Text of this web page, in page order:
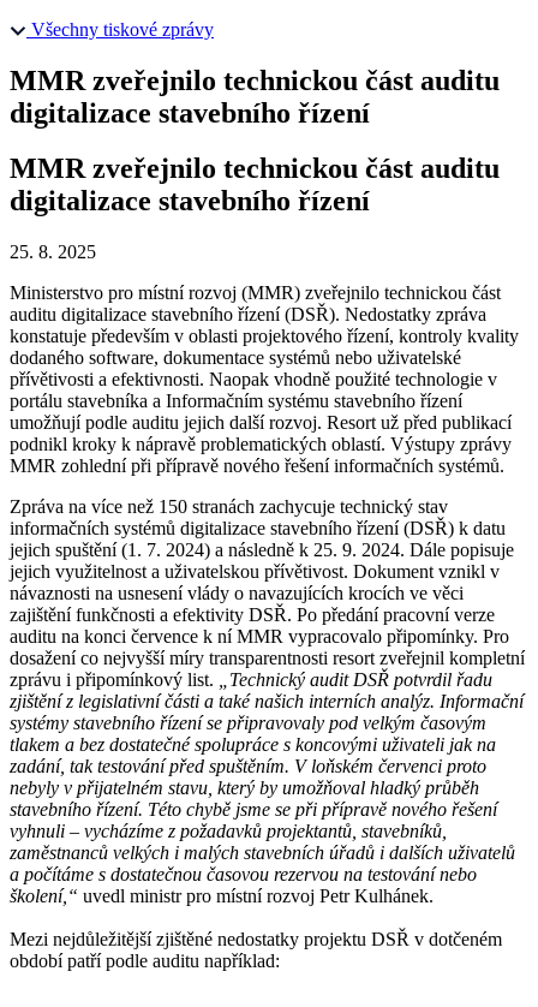
Všechny tiskové zprávy
MMR zveřejnilo technickou část auditu
digitalizace stavebního řízení
MMR zveřejnilo technickou část auditu
digitalizace stavebního řízení
25. 8. 2025
Ministerstvo pro místní rozvoj (MMR) zveřejnilo technickou část
auditu digitalizace stavebního řízení (DSŘ). Nedostatky zpráva
konstatuje především v oblasti projektového řízení, kontroly kvality
dodaného software, dokumentace systémů nebo uživatelské
přívětivosti a efektivnosti. Naopak vhodně použité technologie v
portálu stavebníka a Informačním systému stavebního řízení
umožňují podle auditu jejich další rozvoj. Resort už před publikací
podnikl kroky k nápravě problematických oblastí. Výstupy zprávy
MMR zohlední při přípravě nového řešení informačních systémů.
Zpráva na více než 150 stranách zachycuje technický stav
informačních systémů digitalizace stavebního řízení (DSŘ) k datu
jejich spuštění (1. 7. 2024) a následně k 25. 9. 2024. Dále popisuje
jejich využitelnost a uživatelskou přívětivost. Dokument vznikl v
návaznosti na usnesení vlády o navazujících krocích ve věci
zajištění funkčnosti a efektivity DSŘ. Po předání pracovní verze
auditu na konci července k ní MMR vypracovalo připomínky. Pro
dosažení co nejvyšší míry transparentnosti resort zveřejnil kompletní
zprávu i připomínkový list.
„Technický audit DSŘ potvrdil řadu
zjištění z legislativní části a také našich interních analýz. Informační
systémy stavebního řízení se připravovaly pod velkým časovým
tlakem a bez dostatečné spolupráce s koncovými uživateli jak na
zadání, tak testování před spuštěním. V loňském červenci proto
nebyly v přijatelném stavu, který by umožňoval hladký průběh
stavebního řízení. Této chybě jsme se při přípravě nového řešení
vyhnuli – ⁠⁠⁠⁠⁠⁠ vycházíme z požadavků projektantů, stavebníků,
zaměstnanců velkých i malých stavebních úřadů i dalších uživatelů
a počítáme s dostatečnou časovou rezervou na testování nebo
školení,“ uvedl ministr pro místní rozvoj Petr Kulhánek.
Mezi nejdůležitější zjištěné nedostatky projektu DSŘ v dotčeném
období patří podle auditu například: